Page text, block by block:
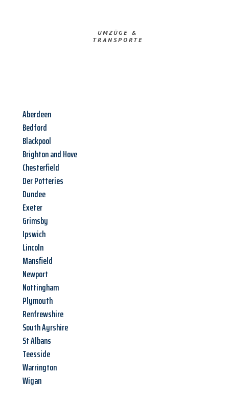
UMZÜGE &
TRANSPORTE
Aberdeen
Bedford
Blackpool
Brighton and Hove
Chesterfield
Der Potteries
Dundee
Exeter
Grimsby
Ipswich
Lincoln
Mansfield
Newport
Nottingham
Plymouth
Renfrewshire
South Ayrshire
St Albans
Teesside
Warrington
Wigan